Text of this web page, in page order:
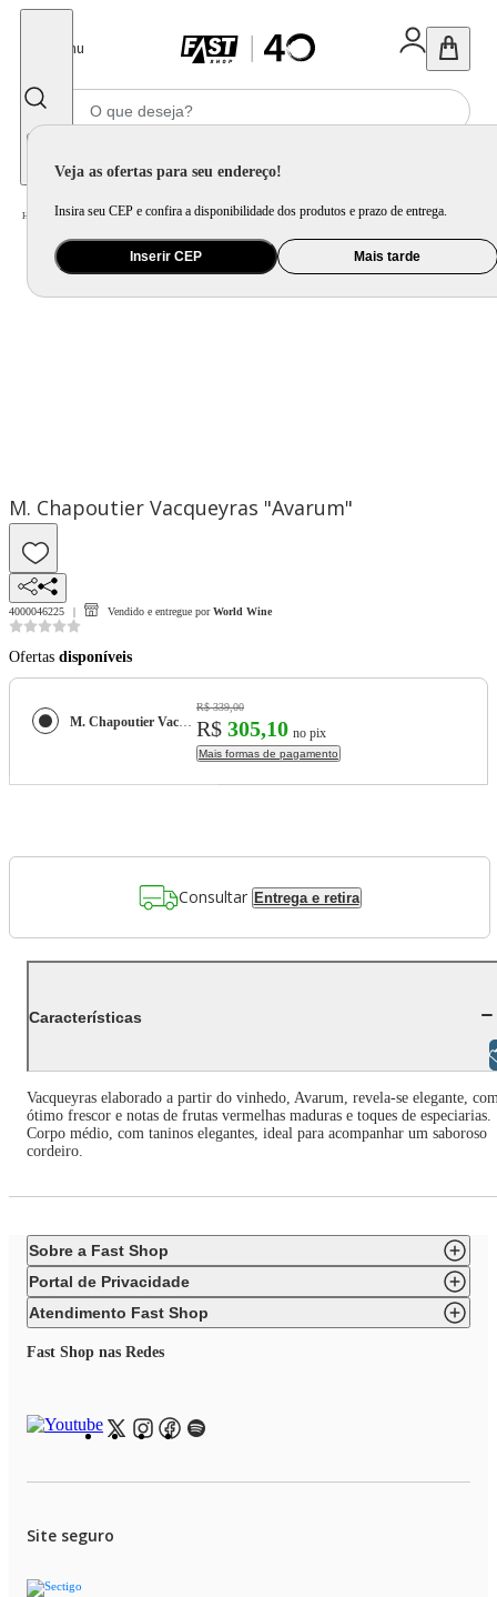
Menu
Veja as ofertas para seu endereço!
Insira seu CEP e confira a disponibilidade dos produtos e prazo de entrega.
Inserir CEP Mais tarde
Home Mercado / Bebida Vinho
M. Chapoutier Vacqueyras "Avarum"
4000046225 Vendido e entregue por World Wine
Ofertas disponíveis
M. Chapoutier Vacqueyras "Avarum"
R$ 339,00
R$ 305,10 no pix
Mais formas de pagamento
Consultar Entrega e retira
Características
Vacqueyras elaborado a partir do vinhedo, Avarum, revela-se elegante,
ótimo frescor e notas de frutas vermelhas maduras e toques de especiarias.
Corpo médio, com taninos elegantes, ideal para acompanhar um saboroso
cordeiro.
Sobre a Fast Shop
Portal de Privacidade
Atendimento Fast Shop
Fast Shop nas Redes
Site seguro